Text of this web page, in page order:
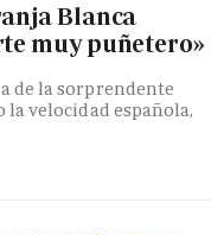
Blanca
muy puñetero»
de la sorprendente
velocidad española,